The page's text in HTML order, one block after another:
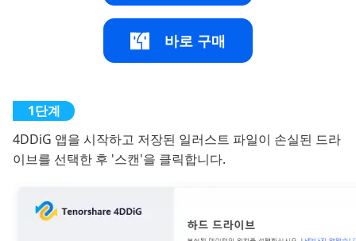
바로 구매
4DDiG 앱을 시작하고 저장된 일러스트 파일이 손실된 드라
이브를 선택한 후 '스캔'을 클릭합니다.